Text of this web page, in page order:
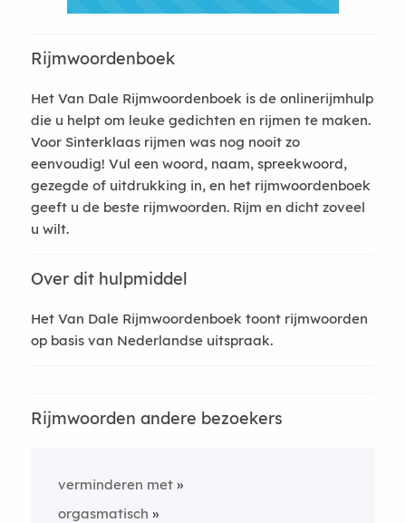
Rijmwoordenboek
Het Van Dale Rijmwoordenboek is de onlinerijmhulp
die u helpt om leuke gedichten en rijmen te maken.
Voor Sinterklaas rijmen was nog nooit zo
eenvoudig! Vul een woord, naam, spreekwoord,
gezegde of uitdrukking in, en het rijmwoordenboek
geeft u de beste rijmwoorden. Rijm en dicht zoveel
u wilt.
Over dit hulpmiddel
Het Van Dale Rijmwoordenboek toont rijmwoorden
op basis van Nederlandse uitspraak.
Rijmwoorden andere bezoekers
verminderen met
orgasmatisch